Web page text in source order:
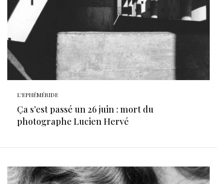
L'EPHÉMÉRIDE
Ça s’est passé un 26 juin : mort du
photographe Lucien Hervé